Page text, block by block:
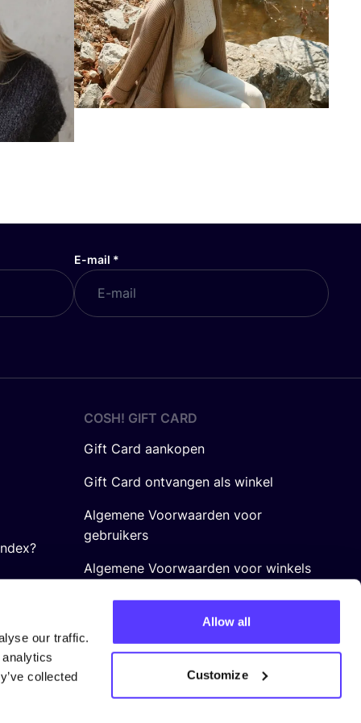
our traffic.
collected
Allow all
Customize
E-mail *
COSH! GIFT CARD
Gift Card aankopen
Gift Card ontvangen als winkel
Algemene Voorwaarden voor
gebruikers
Algemene Voorwaarden voor winkels